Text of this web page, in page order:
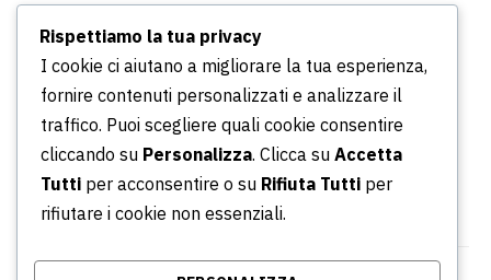
Contatti
News
Podcast
Portale della Trasparenza
Whistleblowing
Dal lunedì al venerdì
Dalle ore 8.30 alle ore
13.30
Dalle ore 14.30 alle ore
16.30
Rispettiamo la tua privacy
I cookie ci aiutano a migliorare la tua esperienza,
fornire contenuti personalizzati e analizzare il
traffico. Puoi scegliere quali cookie consentire
cliccando su Personalizza. Clicca su Accetta
Tutti per acconsentire o su Rifiuta Tutti per
rifiutare i cookie non essenziali.